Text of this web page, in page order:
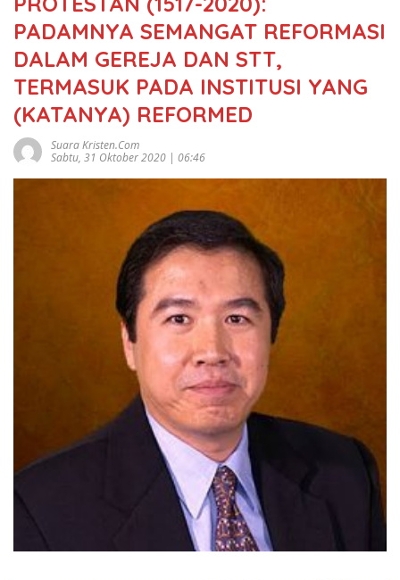
PADAMNYA SEMANGAT REFORMASI
DALAM GEREJA DAN STT,
TERMASUK PADA INSTITUSI YANG
(KATANYA) REFORMED
Suara Kristen.com
Sabtu, 31 Oktober 2020 | 06:46